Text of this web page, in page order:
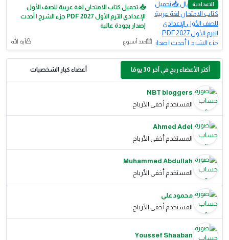
الاعدادية
📥 تحميل كتاب الامتحان لغة عربية للصف الأول
الإعدادي الترم الأول 2027 PDF جزء الشرح | أحدث
إصدار بجودة عالية
منذ أسبوع آية الله
أكثر الأعضاء ربح في آخر 30 يومًا أعضاء كبار الشخصيات
NBT bloggers
المستخدم أخفى الأرباح
Ahmed Adel
المستخدم أخفى الأرباح
Muhammed Abdullah
المستخدم أخفى الأرباح
محمود علي
المستخدم أخفى الأرباح
Youssef Shaaban